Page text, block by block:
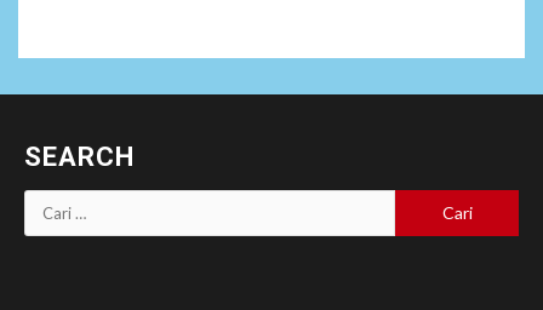
SEARCH
Cari
untuk: